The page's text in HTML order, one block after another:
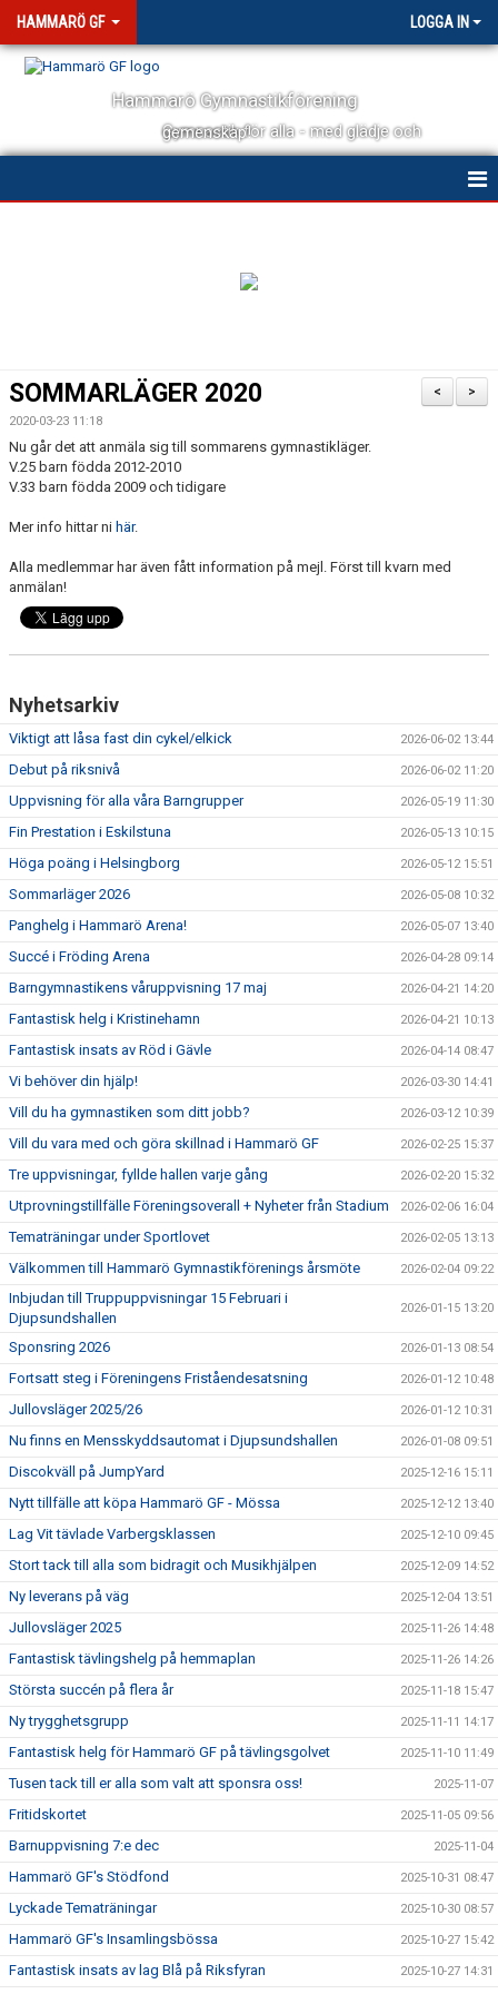
HAMMARÖ GF LOGGA IN
Hammarö Gymnastikförening
Gymnastik för alla - med glädje och gemenskap!
KALENDER
DOKUMENT
FÖRENINGSKOLLEKTION
HGF KÖP OCH SÄLJ
>
<
SOMMARLÄGER 2020
2020-03-23 11:18
Nu går det att anmäla sig till sommarens gymnastikläger.
V.25 barn födda 2012-2010
V.33 barn födda 2009 och tidigare
Mer info hittar ni här.
Alla medlemmar har även fått information på mejl. Först till kvarn med
anmälan!
Nyhetsarkiv
Viktigt att låsa fast din cykel/elkick 2026-06-02 13:44
Debut på riksnivå 2026-06-02 11:20
Uppvisning för alla våra Barngrupper 2026-05-19 11:30
Fin Prestation i Eskilstuna 2026-05-13 10:15
Höga poäng i Helsingborg 2026-05-12 15:51
Sommarläger 2026 2026-05-08 10:32
Panghelg i Hammarö Arena! 2026-05-07 13:40
Succé i Fröding Arena 2026-04-28 09:14
Barngymnastikens våruppvisning 17 maj 2026-04-21 14:20
Fantastisk helg i Kristinehamn 2026-04-21 10:13
Fantastisk insats av Röd i Gävle 2026-04-14 08:47
Vi behöver din hjälp! 2026-03-30 14:41
Vill du ha gymnastiken som ditt jobb? 2026-03-12 10:39
Vill du vara med och göra skillnad i Hammarö GF 2026-02-25 15:37
Tre uppvisningar, fyllde hallen varje gång 2026-02-20 15:32
Utprovningstillfälle Föreningsoverall + Nyheter från Stadium 2026-02-06 16:04
Tematräningar under Sportlovet 2026-02-05 13:13
Välkommen till Hammarö Gymnastikförenings årsmöte 2026-02-04 09:22
Inbjudan till Truppuppvisningar 15 Februari i
Djupsundshallen
2026-01-15 13:20
Sponsring 2026 2026-01-13 08:54
Fortsatt steg i Föreningens Friståendesatsning 2026-01-12 10:48
Jullovsläger 2025/26 2026-01-12 10:31
Nu finns en Mensskyddsautomat i Djupsundshallen 2026-01-08 09:51
Discokväll på JumpYard 2025-12-16 15:11
Nytt tillfälle att köpa Hammarö GF - Mössa 2025-12-12 13:40
Lag Vit tävlade Varbergsklassen 2025-12-10 09:45
Stort tack till alla som bidragit och Musikhjälpen 2025-12-09 14:52
Ny leverans på väg 2025-12-04 13:51
Jullovsläger 2025 2025-11-26 14:48
Fantastisk tävlingshelg på hemmaplan 2025-11-26 14:26
Största succén på flera år 2025-11-18 15:47
Ny trygghetsgrupp 2025-11-11 14:17
Fantastisk helg för Hammarö GF på tävlingsgolvet 2025-11-10 11:49
Tusen tack till er alla som valt att sponsra oss! 2025-11-07
Fritidskortet 2025-11-05 09:56
Barnuppvisning 7:e dec 2025-11-04
Hammarö GF's Stödfond 2025-10-31 08:47
Lyckade Tematräningar 2025-10-30 08:57
Hammarö GF's Insamlingsbössa 2025-10-27 15:42
Fantastisk insats av lag Blå på Riksfyran 2025-10-27 14:31